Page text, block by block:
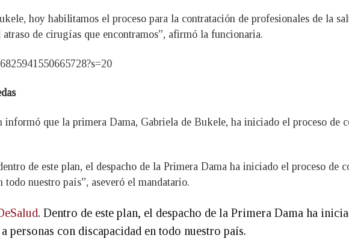
hoy habilitamos el proceso para la contratación de profesionales de la
de cirugías que encontramos”, afirmó la funcionaria.
que la primera Dama, Gabriela de Bukele, ha iniciado el proceso de
de este plan, el despacho de la Primera Dama ha iniciado el proceso de
nuestro país”, aseveró el mandatario.
. Dentro de este plan, el despacho de la Primera Dama ha
personas con discapacidad en todo nuestro país.